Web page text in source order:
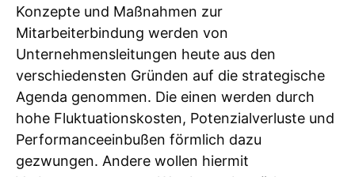
Konzepte und Maßnahmen zur
Mitarbeiterbindung werden von
Unternehmensleitungen heute aus den
verschiedensten Gründen auf die strategische
Agenda genommen. Die einen werden durch
hohe Fluktuationskosten, Potenzialverluste und
Performanceeinbußen förmlich dazu
gezwungen. Andere wollen hiermit